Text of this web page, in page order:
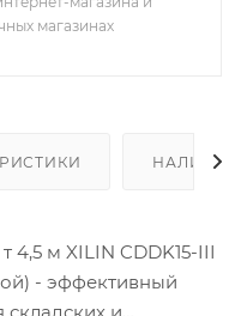
магазинах
4,5 м XILIN CDDK15-III
- эффективный